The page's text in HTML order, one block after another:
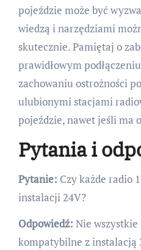
pojeździe może być
wiedzą i narzędziami
skutecznie. Pamiętaj o
prawidłowym
zachowaniu ostrożności
ulubionymi stacjami
pojeździe, nawet jeśli ma
Pytania i
Pytanie: Czy każde radio
instalacji 24V?
Odpowiedź: Nie wszystkie
kompatybilne z instalacją